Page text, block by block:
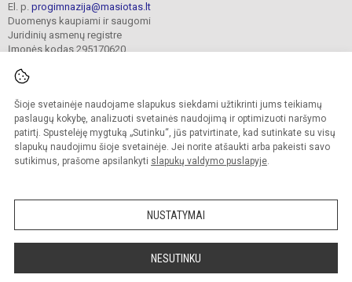
Šioje svetainėje naudojame slapukus siekdami užtikrinti jums teikiamų
paslaugų kokybę, analizuoti svetainės naudojimą ir optimizuoti naršymo
patirtį. Spustelėję mygtuką „Sutinku“, jūs patvirtinate, kad sutinkate su visų
slapukų naudojimu šioje svetainėje. Jei norite atšaukti arba pakeisti savo
sutikimus, prašome apsilankyti slapukų valdymo puslapyje.
NUSTATYMAI
NESUTINKU
El. p. progimnazija@masiotas.lt
Duomenys kaupiami ir saugomi
Juridinių asmenų registre
Įmonės kodas 295170620
© 2022. Klaipėdos Prano Mašioto progimnazija. Visos teisės saugomos.
Kopijuoti turinį be raštiško įstaigos administracijos sutikimo griežtai draudžiama.
Prieinamumo paraiška Slapukų valdymas
Sumanus būdas atnaujinti